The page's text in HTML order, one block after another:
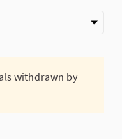
withdrawn by